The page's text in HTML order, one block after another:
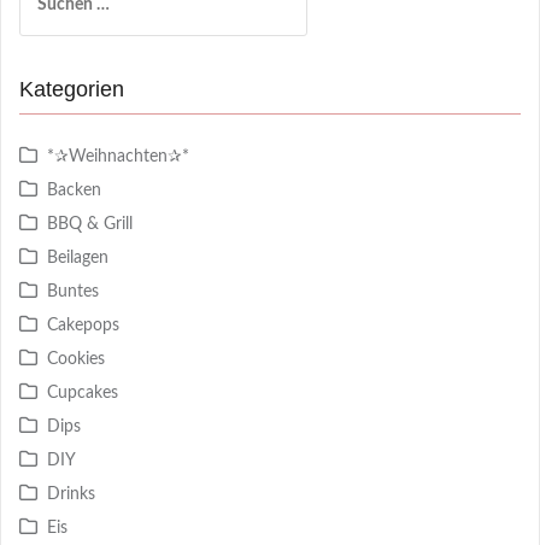
nach:
Kategorien
*✰Weihnachten✰*
Backen
BBQ & Grill
Beilagen
Buntes
Cakepops
Cookies
Cupcakes
Dips
DIY
Drinks
Eis